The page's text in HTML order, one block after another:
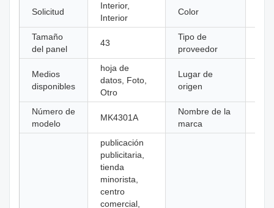
Solicitud
Interior,
Interior
Color
Tamaño
del panel
43
Tipo de
proveedor
Medios
disponibles
hoja de
datos, Foto,
Otro
Lugar de
origen
Número de
modelo
MK4301A
Nombre de la
marca
publicación
publicitaria,
tienda
minorista,
centro
comercial,